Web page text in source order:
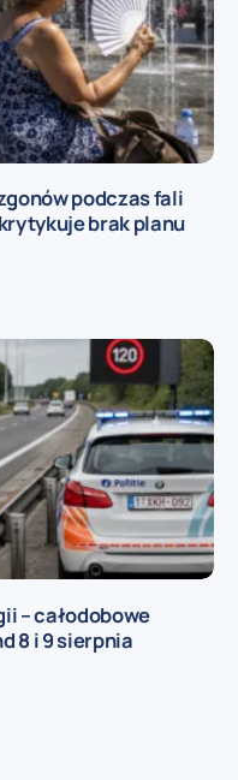
podczas fali
brak planu
– całodobowe
8 i 9 sierpnia